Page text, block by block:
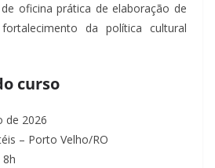
oficina prática de elaboração de
da política cultural
curso
de 2026
– Porto Velho/RO
8h